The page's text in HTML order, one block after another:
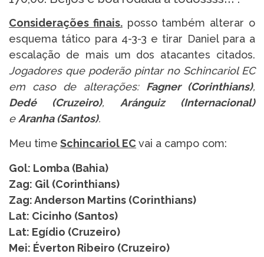
Considerações finais.posso também alterar o
esquema tático para 4-3-3 e tirar Daniel para a
escalação de mais um dos atacantes citados.
Jogadores que poderão pintar no Schincariol EC
em caso de alterações: Fagner (Corinthians),
Dedé (Cruzeiro), Aránguiz (Internacional)
e Aranha (Santos).
Meu time Schincariol ECvai a campo com:
Gol: Lomba (Bahia)
Zag: Gil (Corinthians)
Zag: Anderson Martins (Corinthians)
Lat: Cicinho (Santos)
Lat: Egídio (Cruzeiro)
Mei: Éverton Ribeiro (Cruzeiro)